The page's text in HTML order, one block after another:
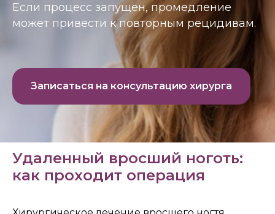
Если процесс запущен, промедление
может привести к повторным рецидивам.
Записаться на консультацию хирурга
Удаленный вросший ноготь:
как проходит операция